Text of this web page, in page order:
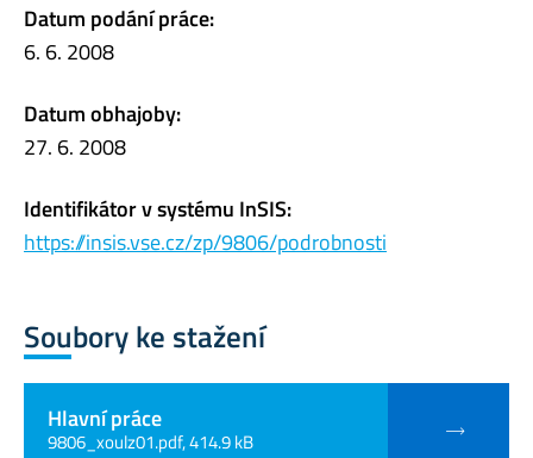
Datum podání práce:
6. 6. 2008
Datum obhajoby:
27. 6. 2008
Identifikátor v systému InSIS:
https://insis.vse.cz/zp/9806/podrobnosti
Soubory ke stažení
Hlavní práce
9806_xoulz01.pdf, 414.9 kB